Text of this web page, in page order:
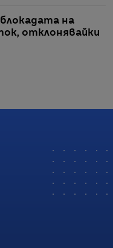
на
отклонявайки